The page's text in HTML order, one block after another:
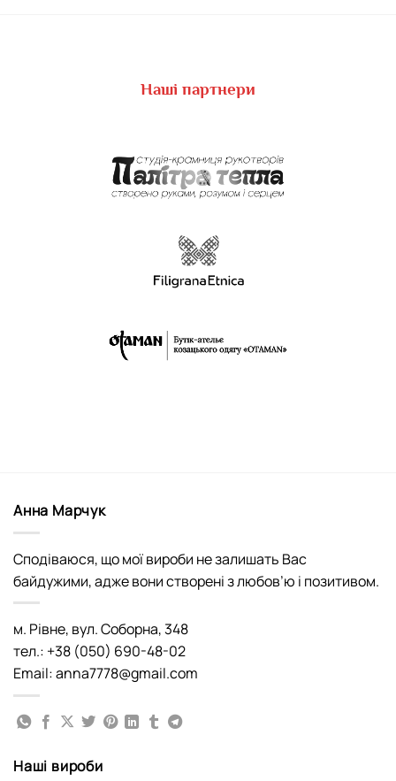
Наші партнери
Анна Марчук
Сподіваюся, що мої вироби не залишать Вас
байдужими, адже вони створені з любов’ю і позитивом.
м. Рівне, вул. Соборна, 348
тел.: +38 (050) 690-48-02
Email: anna7778@gmail.com
Наші вироби